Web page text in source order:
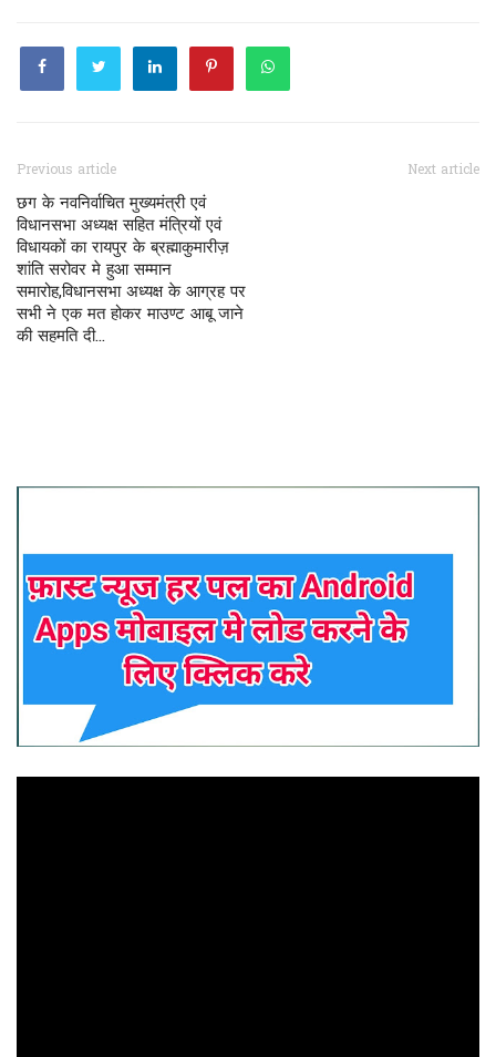
Previous article
छग के नवनिर्वाचित मुख्यमंत्री एवं
विधानसभा अध्यक्ष सहित मंत्रियों एवं
विधायकों का रायपुर के ब्रह्माकुमारीज़
शांति सरोवर मे हुआ सम्मान
समारोह,विधानसभा अध्यक्ष के आग्रह पर
सभी ने एक मत होकर माउण्ट आबू जाने
की सहमति दी...
Next article